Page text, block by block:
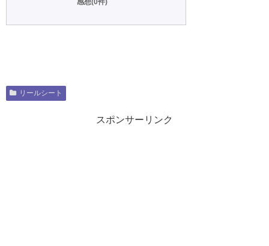
感想(0件)
リールシート
スポンサーリンク